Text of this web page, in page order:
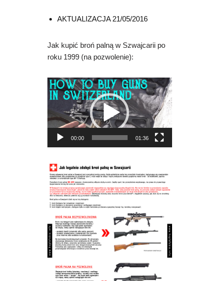
AKTUALIZACJA 21/05/2016
Jak kupić broń palną w Szwajcarii po
roku 1999 (na pozwolenie):
O
d
t
w
a
r
a
c
z
e
00:00 01:36